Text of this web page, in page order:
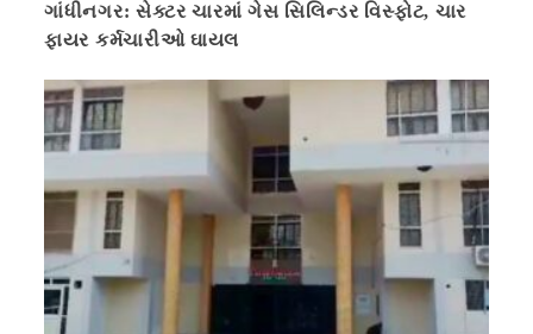
ગાંધીનગર: સેક્ટર ચારમાં ગેસ સિલિન્ડર વિસ્ફોટ, ચાર
ફાયર કર્મચારીઓ ઘાયલ